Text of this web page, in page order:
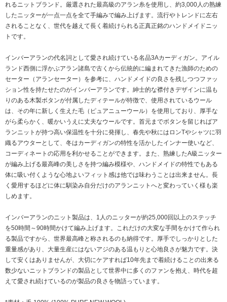
れるニットブランド。厳選された最高級のアラン糸を使用し、約3,000人の熟練
したニッターが一点一点を全て手編みで編み上げます。流行やトレンドに左右
されることなく、世代を越えて長く着続けられる正真正銘のハンドメイドニッ
トです。
インバーアランの代名詞として愛され続けている名品3Aカーディガン。アイル
ランド西側に浮かぶアラン諸島で古くから伝統的に編まれてきた漁師のための
セーター（アランセーター）を参考に、ハンドメイドの良さを残しつつファッ
ション性を持たせたのがインバーアランです。紳士的な襟付きデザインに温も
りのある木製ボタンが付属したディテールが特徴で、使用されているウール
は、その年に新しく生えた毛（ピュアニューウール）を使用しており、厚手な
がら柔らかく、暖かいうえに丈夫なウールです。首元までボタンを留じればア
ランニットが持つ高い保温性を十分に発揮し、春先や秋にはロンTやシャツに羽
織るアウターとして、冬はカーディガンの特性を活かしたインナー使いなど、
コーディネートの応用を利かせることができます。また、熟練したA級ニッター
が編み上げる最高峰の美しさを持つ編み模様や、ハンドメイドの特性でもある
体に吸い付くような心地よいフィット感は他では味わうことは出来ません。長
く愛用するほどに体に馴染み自分だけのアランニットへと変わっていく様も楽
しめます。
インバーアランのニット製品は、1人のニッターが約25,000回以上のステッチ
を50時間～90時間かけて編み上げます。これだけの大変な手間をかけて作られ
る製品ですから、世界最高峰と称されるのも納得です。厚手でしっかりとした
重量感があり、大量生産にはないアジのある温もりと心地良さが魅力です。決
して安くはありませんが、大切にケアすれば10年先まで着続けることの出来る
数少ないニットブランドの製品として世界中に多くのファンを抱え、時代を超
えて愛され続けているのが製品の良さを物語っています。